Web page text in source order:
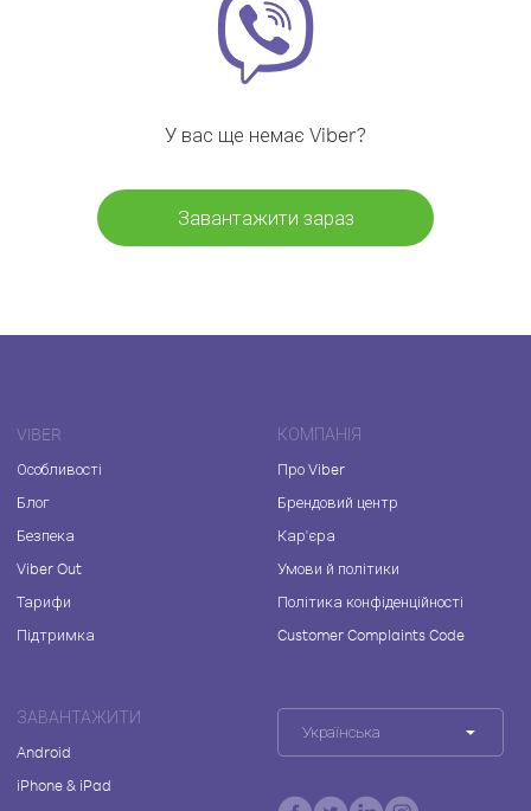
У вас ще немає Viber?
Завантажити зараз
VIBER
Особливості
Блог
Безпека
Viber Out
Тарифи
Підтримка
КОМПАНІЯ
Про Viber
Брендовий центр
Кар'єра
Умови й політики
Політика конфіденційності
Customer Complaints Code
ЗАВАНТАЖИТИ
Android
iPhone & iPad
Українська